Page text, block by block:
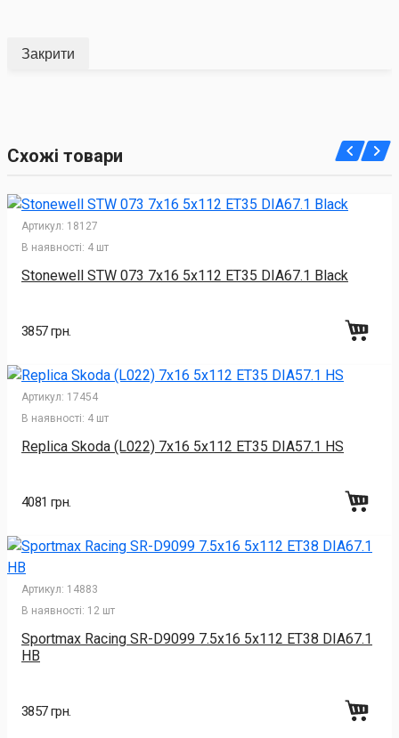
Закрити
Схожі товари
Артикул: 18127
В наявності: 4 шт
Stonewell STW 073 7x16 5x112 ET35 DIA67.1 Black
3857 грн.
Артикул: 17454
В наявності: 4 шт
Replica Skoda (L022) 7x16 5x112 ET35 DIA57.1 HS
4081 грн.
Артикул: 14883
В наявності: 12 шт
Sportmax Racing SR-D9099 7.5x16 5x112 ET38 DIA67.1
HB
3857 грн.